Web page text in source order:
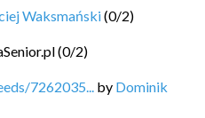
Waksmański(0/2)
(0/2)
7262035... by Dominik